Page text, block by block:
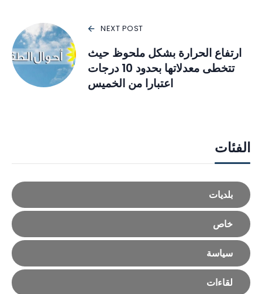
NEXT POST
ارتفاع الحرارة بشكل ملحوظ حيث
تتخطى معدلاتها بحدود 10 درجات
اعتبارا من الخميس
الفئات
بلديات
خاص
سياسة
لقاءات